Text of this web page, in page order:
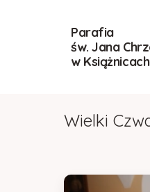
Parafia
św. Jana
w Książnicach
Wielki